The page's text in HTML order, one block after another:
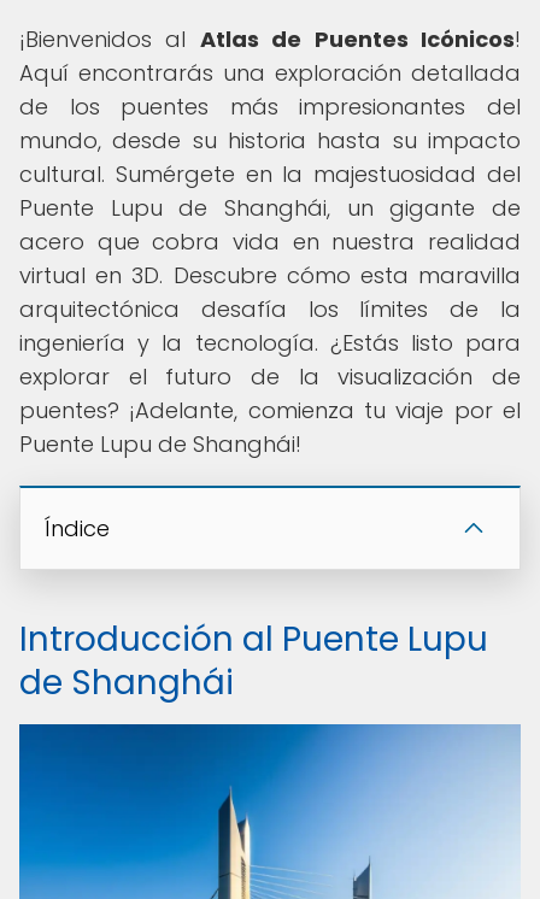
¡Bienvenidos al Atlas de Puentes Icónicos!
Aquí encontrarás una exploración detallada
de los puentes más impresionantes del
mundo, desde su historia hasta su impacto
cultural. Sumérgete en la majestuosidad del
Puente Lupu de Shanghái, un gigante de
acero que cobra vida en nuestra realidad
virtual en 3D. Descubre cómo esta maravilla
arquitectónica desafía los límites de la
ingeniería y la tecnología. ¿Estás listo para
explorar el futuro de la visualización de
puentes? ¡Adelante, comienza tu viaje por el
Puente Lupu de Shanghái!
Índice
Introducción al Puente Lupu
de Shanghái